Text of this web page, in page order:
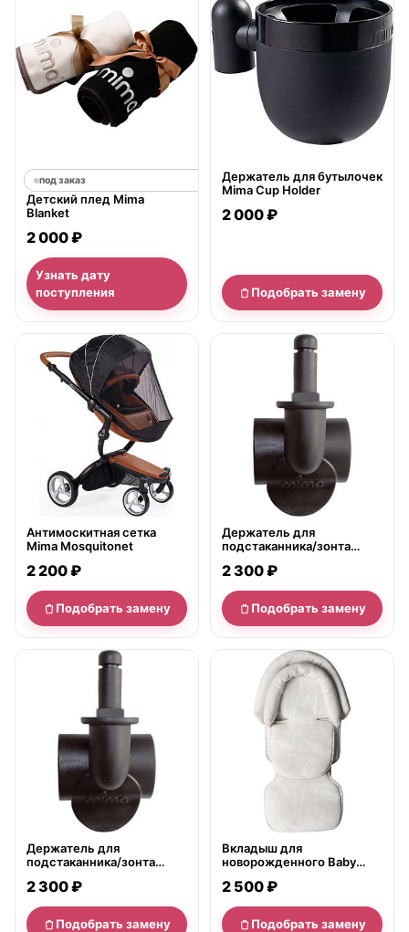
под заказ
Детский плед Mima
Blanket
2 000 ₽
Узнать дату
поступления
Держатель для бутылочек
Mima Cup Holder
2 000 ₽
Подобрать замену
нет в продаже
Антимоскитная сетка
Mima Mosquitonet
2 200 ₽
Подобрать замену
нет в продаже
Держатель для
подстаканника/зонта
2 300 ₽
Подобрать замену
нет в продаже
Держатель для
подстаканника/зонта
2 300 ₽
Подобрать замену
нет в продаже
Вкладыш для
новорожденного Baby
стульчик Mima
2 500 ₽
Подобрать замену